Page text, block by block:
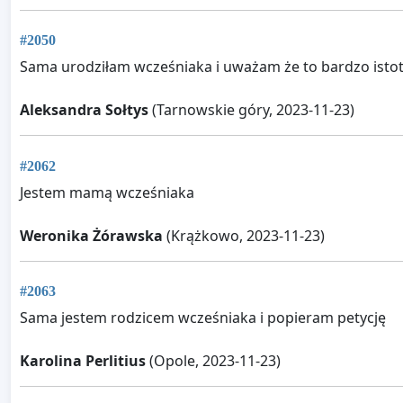
#2050
Sama urodziłam wcześniaka i uważam że to bardzo
Aleksandra Sołtys(Tarnowskie góry, 2023-11-23)
#2062
Jestem mamą wcześniaka
Weronika Żórawska (Krążkowo, 2023-11-23)
#2063
Sama jestem rodzicem wcześniaka i popieram petycję
Karolina Perlitius(Opole, 2023-11-23)